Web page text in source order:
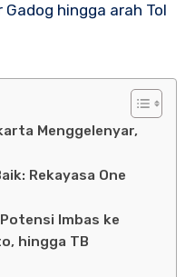
hingga arah Tol
Menggelenyar,
Rekayasa One
Imbas ke
hingga TB